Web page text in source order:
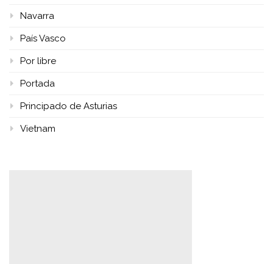
Navarra
País Vasco
Por libre
Portada
Principado de Asturias
Vietnam